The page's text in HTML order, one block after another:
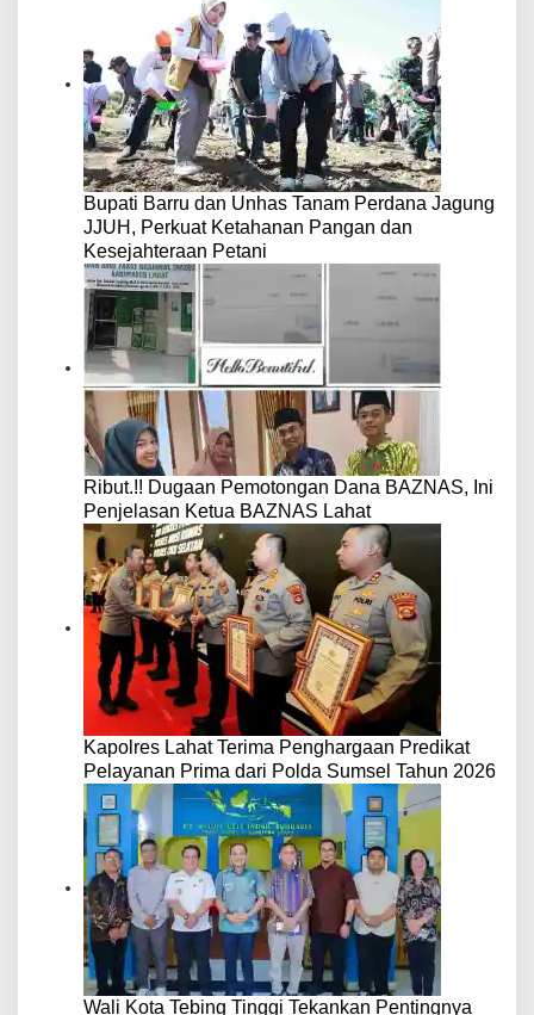
Bupati Barru dan Unhas Tanam Perdana Jagung
JJUH, Perkuat Ketahanan Pangan dan
Kesejahteraan Petani
Ribut.!! Dugaan Pemotongan Dana BAZNAS, Ini
Penjelasan Ketua BAZNAS Lahat
Kapolres Lahat Terima Penghargaan Predikat
Pelayanan Prima dari Polda Sumsel Tahun 2026
Wali Kota Tebing Tinggi Tekankan Pentingnya